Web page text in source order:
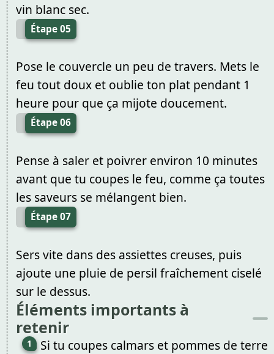
vin blanc sec.
Étape 05
Pose le couvercle un peu de travers. Mets le
feu tout doux et oublie ton plat pendant 1
heure pour que ça mijote doucement.
Étape 06
Pense à saler et poivrer environ 10 minutes
avant que tu coupes le feu, comme ça toutes
les saveurs se mélangent bien.
Étape 07
Sers vite dans des assiettes creuses, puis
ajoute une pluie de persil fraîchement ciselé
sur le dessus.
Éléments importants à
retenir
Si tu coupes calmars et pommes de terre